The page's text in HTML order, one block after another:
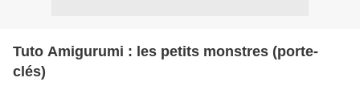
Tuto Amigurumi : les petits monstres (porte-
clés)